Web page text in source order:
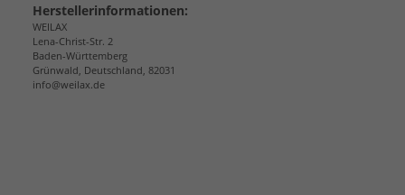
Herstellerinformationen:
WEILAX
Lena-Christ-Str. 2
Baden-Württemberg
Grünwald, Deutschland, 82031
info@weilax.de